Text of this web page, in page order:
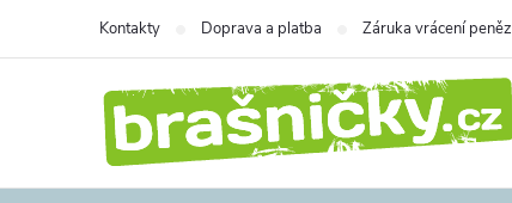
Kontakty Doprava a platba Záruka vrácení peněz